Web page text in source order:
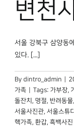
변천
서울 강북구 삼양동
있다. [...]
By dintro_admin
가족
Tags: 가부장,
돌잔치 , 명절, 반려동물,
서울사진관, 서울스튜
핵가족, 환갑, 흑백사진